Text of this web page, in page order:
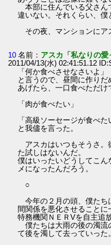
本部に住んでいる父さん
違いない。それくらい、僕
その夜、マンションにア
10 名前： アスカ「私なりの愛
2011/04/13(水) 02:41:51.12
「何か食べさせなさいよ」
と言うので、昼間に作り
あげたら、一口食べただけ
「肉が食べたい」
「高級ソーセージが食べた
と我儘を言った。
アスカはいつもそうさ。
た試しはないんだ。
僕はいったいどうしてこ
メになったんだろう。
○
今年の２月の頭、僕たち
間関係を悪化させることに
特務機関ＮＥＲVを自主追
僕たちは大雨の後の濁流
て後を濁して去っていった。